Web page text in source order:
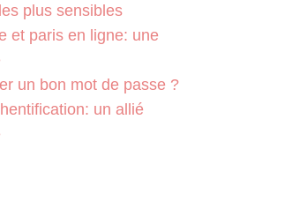
plus sensibles
et paris en ligne: une
un bon mot de passe ?
un allié